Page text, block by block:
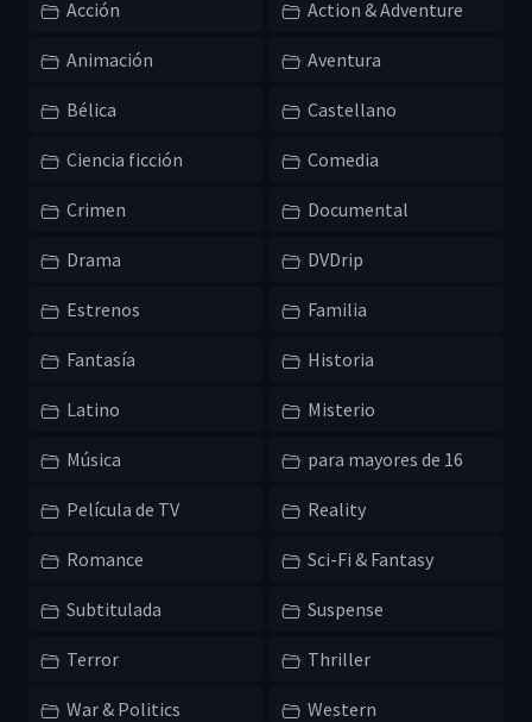
Acción Action & Adventure
Animación Aventura
Bélica Castellano
Ciencia ficción Comedia
Crimen Documental
Drama DVDrip
Estrenos Familia
Fantasía Historia
Latino Misterio
Música para mayores de 16
Película de TV Reality
Romance Sci-Fi & Fantasy
Subtitulada Suspense
Terror Thriller
War & Politics Western